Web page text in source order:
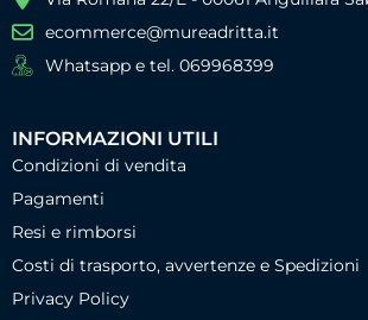
ecommerce@mureadritta.it
Whatsapp e tel. 069968399
INFORMAZIONI UTILI
Condizioni di vendita
Pagamenti
Resi e rimborsi
Costi di trasporto, avvertenze e Spedizioni
Privacy Policy